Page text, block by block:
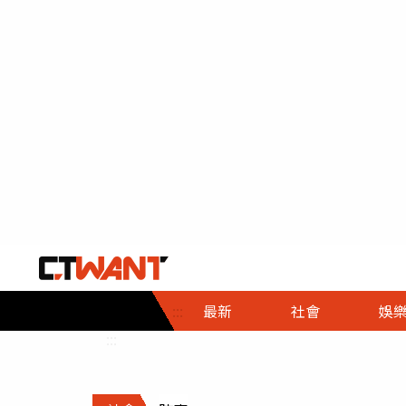
::: 最新 社會
社會首頁
時事
調查
娛樂
娛樂首頁
即時
財經首頁
熱線
政